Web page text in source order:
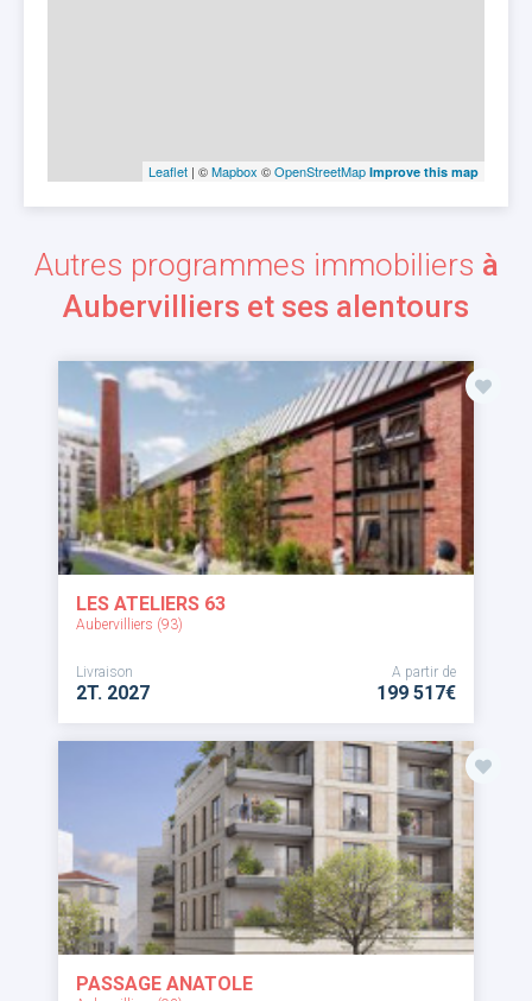
Leaflet | ©Mapbox ©OpenStreetMap Improve this map
Autres programmes immobiliers à
Aubervilliers et ses alentours
LES ATELIERS 63
Aubervilliers (93)
Livraison
2T. 2027
A partir de
199 517€
PASSAGE ANATOLE